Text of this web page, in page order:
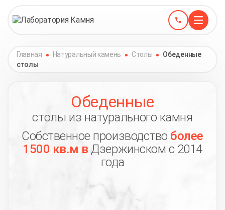
Главная Натуральный камень Столы
Обеденные
столы
Обеденные
столы из натурального камня
Собственное производство более
1500 кв.м в Дзержинском с 2014
года